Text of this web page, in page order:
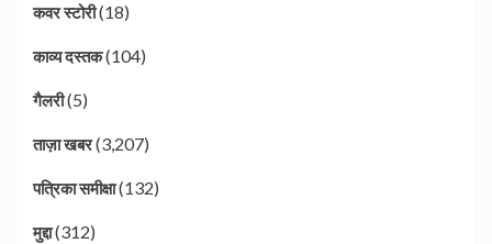
कवर स्टोरी(18)
काव्य दस्तक(104)
गैलरी(5)
ताज़ा खबर(3,207)
पत्रिका समीक्षा(132)
मुद्दा(312)